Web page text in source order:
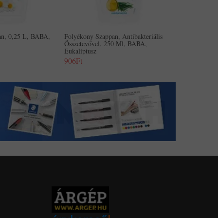
0,25 L, BABA, Folyékony Szappan, Antibakteriális
Összetevővel, 250 Ml, BABA,
Eukaliptusz
906Ft